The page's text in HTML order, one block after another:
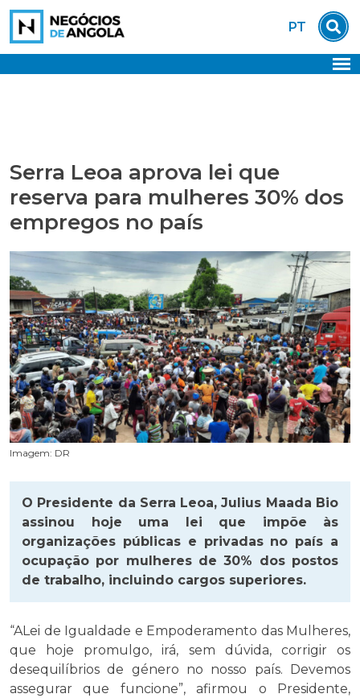
Skip
content
PT
Serra Leoa aprova lei que
reserva para mulheres 30% dos
empregos no país
Imagem: DR
O Presidente da Serra Leoa, Julius Maada Bio
assinou hoje uma lei que impõe às
organizações públicas e privadas no país a
ocupação por mulheres de 30% dos postos
de trabalho, incluindo cargos superiores.
“ALei de Igualdade e Empoderamento das Mulheres,
que hoje promulgo, irá, sem dúvida, corrigir os
desequilíbrios de género no nosso país. Devemos
assegurar que funcione”, afirmou o Presidente,